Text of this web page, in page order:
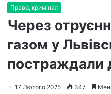
Право, кримінал
Через
газом у
постраждали
17 Лютого 2025 347